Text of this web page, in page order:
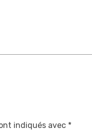
indiqués avec *